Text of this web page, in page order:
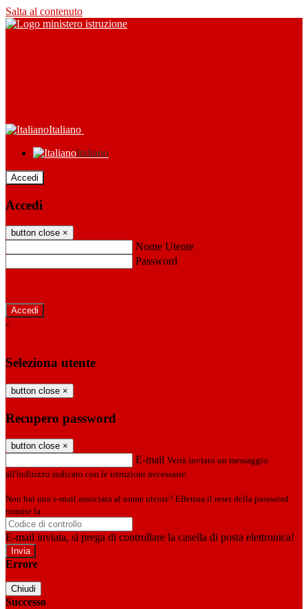
Salta al contenuto
Italiano
Italiano
Accedi
Accedi
button close ×
Nome Utente
Password
-
Seleziona utente
button close ×
Recupero password
button close ×
E-mail Verrà inviato un messaggio
all'indirizzo indicato con le istruzioni necessarie.
Non hai una e-mail associata al nome utente? Effettua il reset della password
tramite la
E-mail inviata, si prega di controllare la casella di posta elettronica!
Errore
Chiudi
Successo